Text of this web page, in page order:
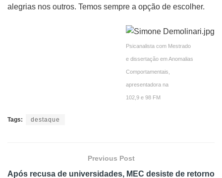
alegrias nos outros. Temos sempre a opção de escolher.
Psicanalista com Mestrado
e dissertação em Anomalias
Comportamentais,
apresentadora na
102,9 e 98 FM
Tags: destaque
Previous Post
Após recusa de universidades, MEC desiste de retorno